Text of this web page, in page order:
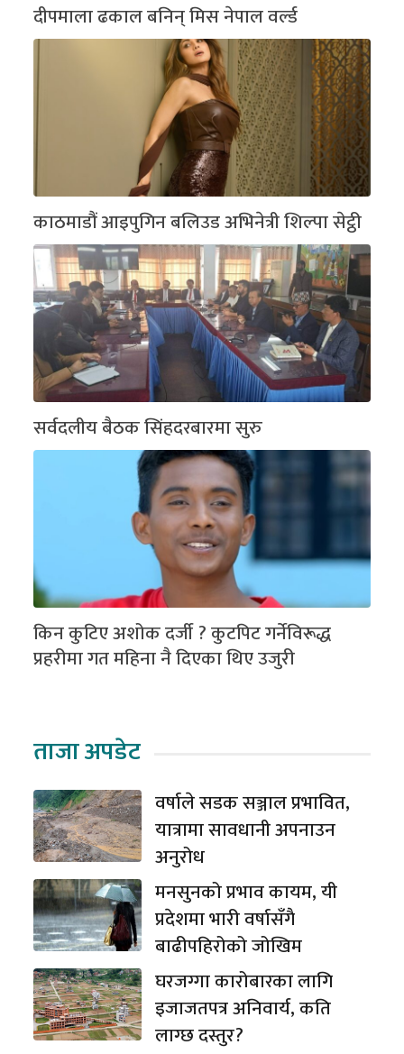
दीपमाला ढकाल बनिन् मिस नेपाल वर्ल्ड
काठमाडौं आइपुगिन बलिउड अभिनेत्री शिल्पा सेट्ठी
सर्वदलीय बैठक सिंहदरबारमा सुरु
किन कुटिए अशोक दर्जी ? कुटपिट गर्नेविरूद्ध
प्रहरीमा गत महिना नै दिएका थिए उजुरी
ताजा अपडेट
वर्षाले सडक सञ्जाल प्रभावित,
यात्रामा सावधानी अपनाउन
अनुरोध
मनसुनको प्रभाव कायम, यी
प्रदेशमा भारी वर्षासँगै
बाढीपहिरोको जोखिम
घरजग्गा कारोबारका लागि
इजाजतपत्र अनिवार्य, कति
लाग्छ दस्तुर?